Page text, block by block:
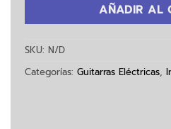
AÑADIR AL
SKU: N/D
Categorías: Guitarras Eléctricas,